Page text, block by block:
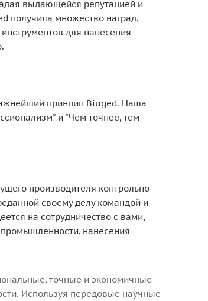
выдающейся репутацией и
получила множество наград,
для нанесения
принцип Biuged. Наша
и "Чем точнее, тем
производителя контрольно-
своему делу командой и
на сотрудничество с вами,
нанесения
точные и экономичные
Используя передовые научные